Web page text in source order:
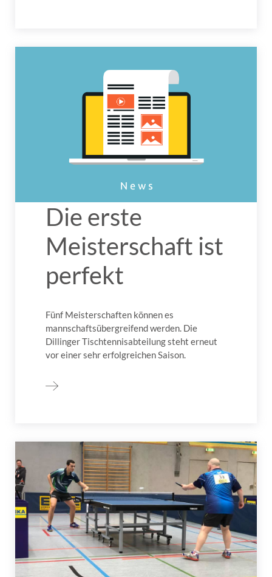
Die erste
Meisterschaft ist
perfekt
Fünf Meisterschaften können es
mannschaftsübergreifend werden. Die
Dillinger Tischtennisabteilung steht erneut
vor einer sehr erfolgreichen Saison.